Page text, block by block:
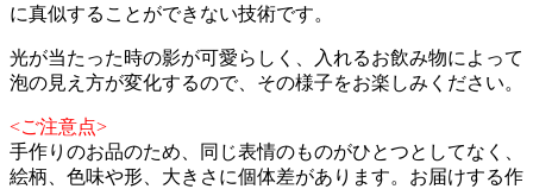
に真似することができない技術です。
光が当たった時の影が可愛らしく、入れるお飲み物によって
泡の見え方が変化するので、その様子をお楽しみください。
<ご注意点>
手作りのお品のため、同じ表情のものがひとつとしてなく、
絵柄、色味や形、大きさに個体差があります。お届けする作